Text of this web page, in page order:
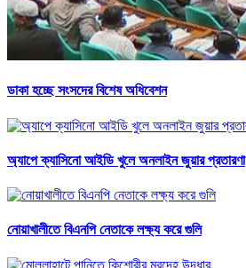
ডাকা হচ্ছে সংসদের বিশেষ অধিবেশন
অ্যাপে ক্যাসিনো আইডি খুলে অনলাইন জুয়ার প্রতারণা
নোয়াখালীতে বিএনপি নেতাকে লক্ষ্য করে গুলি